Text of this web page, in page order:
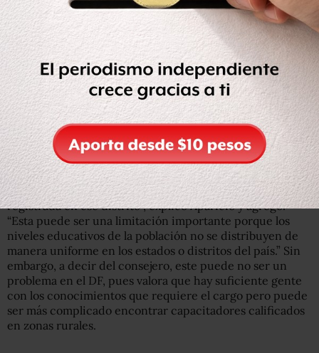
La previsión del consejero local del IFE en el Distrito
Federal, es que “habrá suficiente participación para
capacitadores”, pues aunque son cargos eventuales, los
cuales duran desde mediados de febrero hasta mediados
de julio, se recibe un sueldo y gastos de campo.
Aunque algunos distritos tienen más demanda que otros,
una condición para ser capacitador es residir en el
distrito donde deseas trabajar. “Por ejemplo, si quieres
trabajar en Tlalpan, tu credencial tiene que estar
registrada en ese distrito”, explicó Aparicio y agregó:
“Esta puede ser una limitación importante porque los
niveles educativos de la población no se distribuyen de
manera uniforme en los estados o distritos del país.” Sin
embargo, a decir del consejero, este puede no ser un
problema en el DF, pues valora que hay suficiente gente
con los conocimientos que requiere el cargo pero puede
ser más complicado encontrar capacitadores calificados
en zonas rurales.